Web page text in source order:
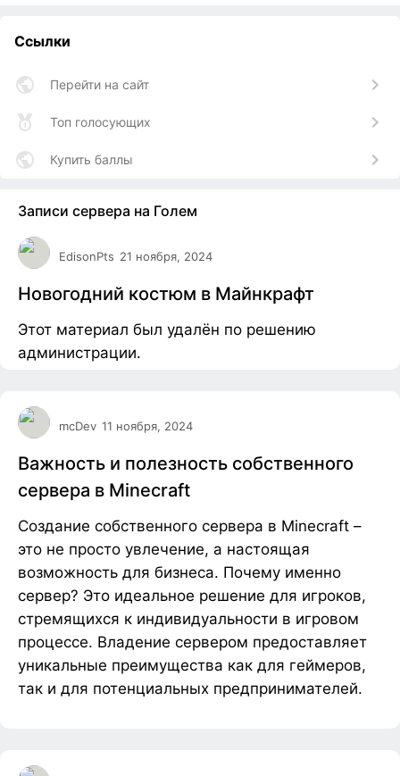
Ссылки
Перейти на сайт
Топ голосующих
Купить баллы
Записи сервера на Голем
EdisonPts 21 ноября, 2024
Новогодний костюм в Майнкрафт
Этот материал был удалён по решению
администрации.
mcDev 11 ноября, 2024
Важность и полезность собственного
сервера в Minecraft
Создание собственного сервера в Minecraft –
это не просто увлечение, а настоящая
возможность для бизнеса. Почему именно
сервер? Это идеальное решение для игроков,
стремящихся к индивидуальности в игровом
процессе. Владение сервером предоставляет
уникальные преимущества как для геймеров,
так и для потенциальных предпринимателей.